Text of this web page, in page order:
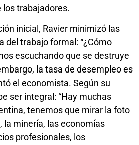
los trabajadores.
inicial, Ravier minimizó las
del trabajo formal: “¿Cómo
escuchando que se destruye
la tasa de desempleo es
el economista. Según su
ser integral: “Hay muchas
tenemos que mirar la foto
la minería, las economías
profesionales, los